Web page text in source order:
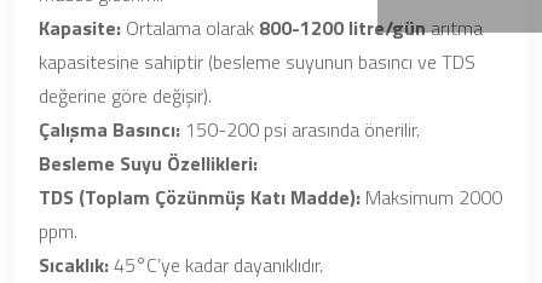
Kapasite: Ortalama olarak 800-1200 litre/günarıtma
kapasitesine sahiptir (besleme suyunun basıncı ve TDS
değerine göre değişir).
Çalışma Basıncı: 150-200 psi arasında önerilir.
Besleme Suyu Özellikleri:
TDS (Toplam Çözünmüş Katı Madde): Maksimum 2000
ppm.
Sıcaklık:45°C’ye kadar dayanıklıdır.